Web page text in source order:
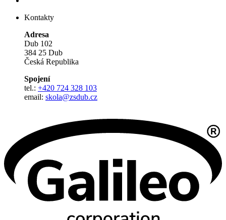
Kontakty
Adresa
Dub 102
384 25 Dub
Česká Republika
Spojení
tel.: +420 724 328 103
email: skola@zsdub.cz